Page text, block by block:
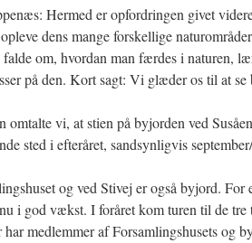
Hermed er opfordringen givet
dens mange forskellige
om, hvordan man færdes i naturen,
på den. Kort sagt: Vi glæder os til at
omtalte vi, at stien på byjorden ved
sted i efteråret, sandsynligvis
og ved Stivej er også byjord.
i god vækst. I foråret kom turen til de tre
medlemmer af Forsamlingshusets og